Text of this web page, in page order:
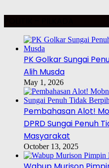
PK Golkar Sungai
Alih Musda
May 1, 2026
Pembahasan Alot!
DPRD Sungai Penuh
Masyarakat
October 13, 2025